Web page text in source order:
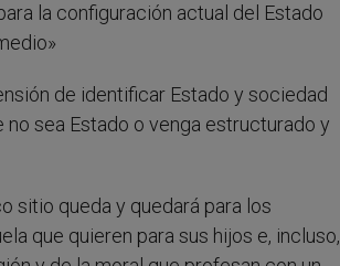
la configuración actual del Estado
de identificar Estado y sociedad
sea Estado o venga estructurado y
sitio queda y quedará para los
que quieren para sus hijos e, incluso,